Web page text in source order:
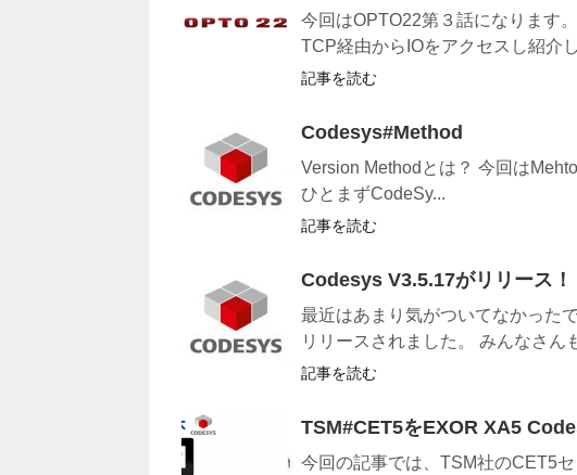
今回はOPTO22第３話になります
TCP経由からIOをアクセスし紹介
記事を読む
Codesys#Method
Version Methodとは？ 今回は
ひとまずCodeSy...
記事を読む
Codesys V3.5.17がリリース！
最近はあまり気がついてなかった
リリースされました。 みんなさん
記事を読む
TSM#CET5をEXOR XA5
今回の記事では、TSM社のCET5